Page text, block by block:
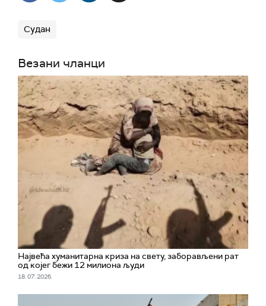
Судан
Везани чланци
Највећа хуманитарна криза на свету, заборављени рат
од којег бежи 12 милиона људи
18. 07. 2026.